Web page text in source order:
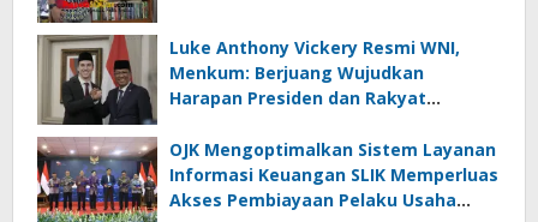
Luke Anthony Vickery Resmi WNI,
Menkum: Berjuang Wujudkan
Harapan Presiden dan Rakyat
OJK Mengoptimalkan Sistem Layanan
Informasi Keuangan SLIK Memperluas
Akses Pembiayaan Pelaku Usaha